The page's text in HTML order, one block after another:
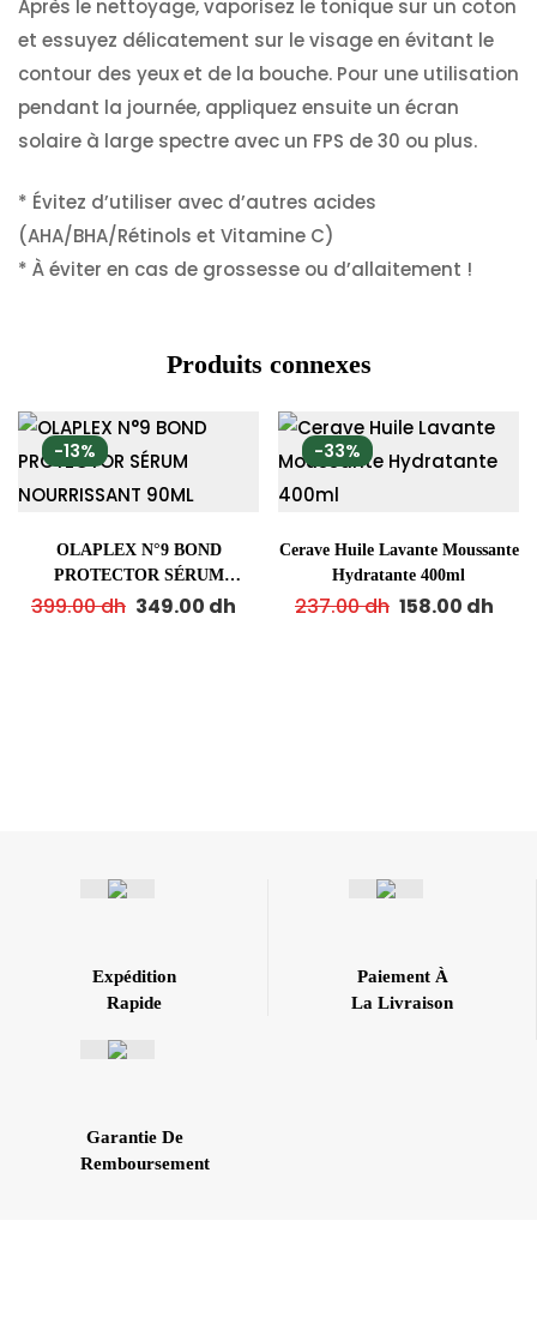
Après le nettoyage, vaporisez le tonique sur un coton
et essuyez délicatement sur le visage en évitant le
contour des yeux et de la bouche. Pour une utilisation
pendant la journée, appliquez ensuite un écran
solaire à large spectre avec un FPS de 30 ou plus.
* Évitez d’utiliser avec d’autres acides
(AHA/BHA/Rétinols et Vitamine C)
* À éviter en cas de grossesse ou d’allaitement !
Produits connexes
-13%
OLAPLEX N°9 BOND
PROTECTOR SÉRUM
NOURRISSANT 90ML
399.00dh 349.00 dh
-33%
Cerave Huile Lavante Moussante
Hydratante 400ml
237.00dh 158.00 dh
Paiement À
La Livraison
Expédition
Rapide
Garantie De
Remboursement